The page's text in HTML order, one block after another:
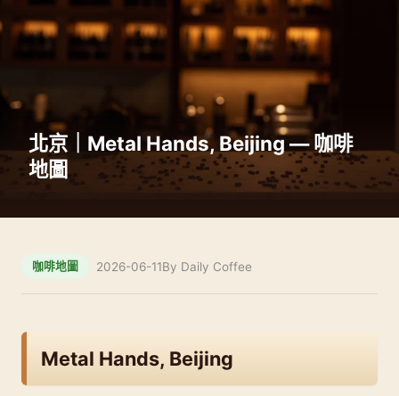
北京｜Metal Hands, Beijing — 咖啡
地圖
咖啡地圖 2026-06-11By Daily Coffee
Metal Hands, Beijing